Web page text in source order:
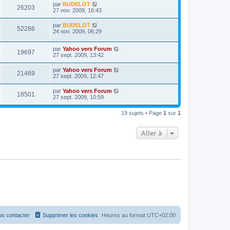
26203 par BUDELOT
27 nov. 2009, 16:43
52286 par BUDELOT
24 nov. 2009, 06:29
19697 par Yahoo vers Forum
27 sept. 2009, 13:42
21469 par Yahoo vers Forum
27 sept. 2009, 12:47
18501 par Yahoo vers Forum
27 sept. 2009, 10:59
19 sujets • Page 1 sur 1
Aller à
Heures au format UTC+02:00
Supprimer les cookies
contacter